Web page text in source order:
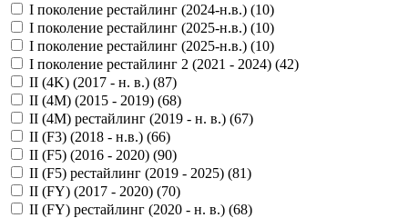
I поколение рестайлинг (2024-н.в.) (10)
I поколение рестайлинг (2025-н.в.) (10)
I поколение рестайлинг (2025-н.в.) (10)
I поколение рестайлинг 2 (2021 - 2024) (42)
II (4K) (2017 - н. в.) (87)
II (4M) (2015 - 2019) (68)
II (4M) рестайлинг (2019 - н. в.) (67)
II (F3) (2018 - н.в.) (66)
II (F5) (2016 - 2020) (90)
II (F5) рестайлинг (2019 - 2025) (81)
II (FY) (2017 - 2020) (70)
II (FY) рестайлинг (2020 - н. в.) (68)